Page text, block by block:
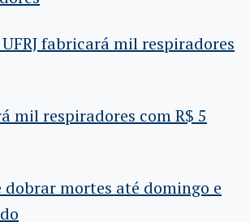
fabricará mil respiradores
mil respiradores com R$ 5
dobrar mortes até domingo e